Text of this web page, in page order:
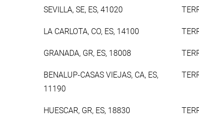
SEVILLA, SE, ES, 41020
LA CARLOTA, CO, ES, 14100
GRANADA, GR, ES, 18008
BENALUP-CASAS VIEJAS, CA, ES,
11190
HUESCAR, GR, ES, 18830